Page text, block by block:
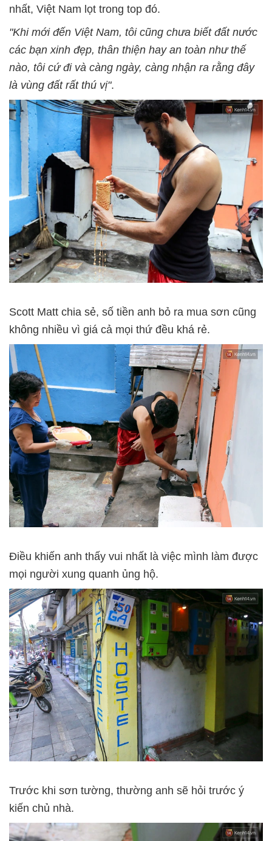
nhất, Việt Nam lọt trong top đó.
"Khi mới đến Việt Nam, tôi cũng chưa biết đất nước
các bạn xinh đẹp, thân thiện hay an toàn như thế
nào, tôi cứ đi và càng ngày, càng nhận ra rằng đây
là vùng đất rất thú vị".
Scott Matt chia sẻ, số tiền anh bỏ ra mua sơn cũng
không nhiều vì giá cả mọi thứ đều khá rẻ.
Điều khiến anh thấy vui nhất là việc mình làm được
mọi người xung quanh ủng hộ.
Trước khi sơn tường, thường anh sẽ hỏi trước ý
kiến chủ nhà.